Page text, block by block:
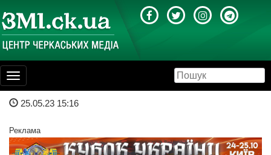
Toggle
navigation
25.05.23 15:16
Реклама